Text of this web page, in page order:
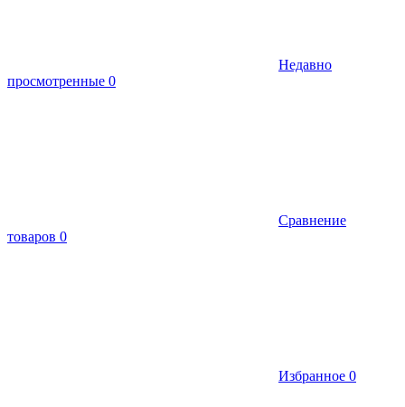
Недавно
просмотренные 0
Сравнение
товаров 0
Избранное 0